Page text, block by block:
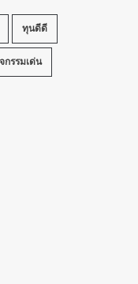
ทุนดีดี
กรรมเด่น